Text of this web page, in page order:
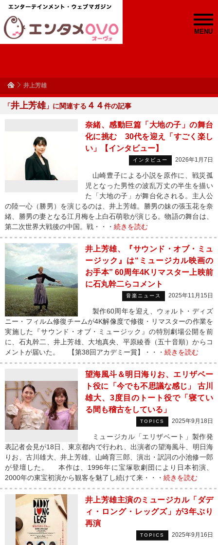
MENU
井上芳雄
「井上芳雄」に関連する ４４件の記事
奈緒、感動巨篇「大地の子」の舞台
化に挑む 30代を迎え「すごく楽し
い」【インタビュー】
インタビュー 2026年1月7日
山崎豊子による小説を原作に、戦災孤
児となった男性の波乱万丈の半生を描い
た「大地の子」が舞台化される。主人公
の陸一心（勝男）を演じるのは、井上芳雄。勝男の妹の張玉花を奈
緒、勝男の妻となる江月梅を上白石萌歌が演じる。物語の舞台は、
第二次世界大戦後の中国。戦・・・ 続きを読む
井上芳雄、『サウンド・オブ・ミュ
ージック』は“ミュージカル映画の
お手本” 60周年4Kリマスター上映前
に石丸幹二らコメント
音楽ニュース 2025年11月15日
製作60周年を迎え、ウォルト・ディズ
ニー・フィルム修復チームが4K解像度で修復・リマスターの作業を
実施した『サウンド・オブ・ミュージック』の特別劇場公開を前
に、石丸幹二、井上芳雄、大地真央、平原綾香（五十音順）からコ
メントが届いた。 【第38回アカデミー賞】・・・ 続きを読む
望海風斗＆明日海りお、エリザベー
ト役に「今でも不思議な感じ」 古川
雄大、3度目のトート役で「寝てい
る間も稽古をしている」
TOPICS 2025年9月18日
ミュージカル「エリザベート」製作発
表記者会見が18日、東京都内で行われ、出演者の望海風斗、明日海
りお、古川雄大、井上芳雄、山崎育三郎、演出・訳詞の小池修一郎
が登壇した。 本作は、1996年に宝塚歌劇団により日本初演、
2000年の東宝初演から観客を魅了し続けて来・・・ 続きを読む
井上芳雄主演のミュージカル「ダデ
ィ・ロング・レッグズ」が3年ぶり
再演
TOPICS 2025年9月16日